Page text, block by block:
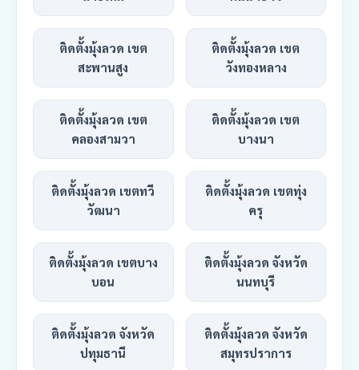
ติดตั้งมุ้งลวด เขต
สะพานสูง
ติดตั้งมุ้งลวด เขต
วังทองหลาง
ติดตั้งมุ้งลวด เขต
คลองสามวา
ติดตั้งมุ้งลวด เขต
บางนา
ติดตั้งมุ้งลวด เขตทวี
วัฒนา
ติดตั้งมุ้งลวด เขตทุ่ง
ครุ
ติดตั้งมุ้งลวด เขตบาง
บอน
ติดตั้งมุ้งลวด จังหวัด
นนทบุรี
ติดตั้งมุ้งลวด จังหวัด
ปทุมธานี
ติดตั้งมุ้งลวด จังหวัด
สมุทรปราการ